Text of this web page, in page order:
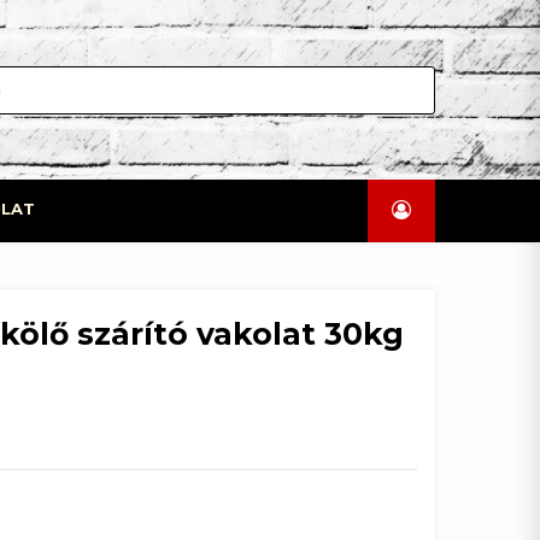
szárító vakolat 30kg